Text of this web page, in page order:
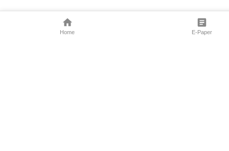
Home E-Paper